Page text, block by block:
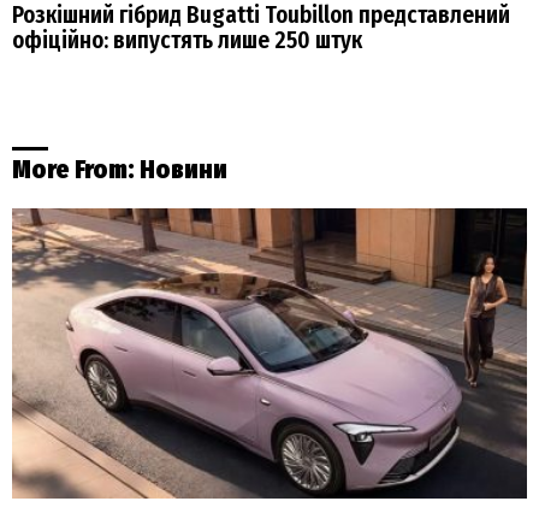
Розкішний гібрид Bugatti Toubillon представлений
офіційно: випустять лише 250 штук
More From: Новини